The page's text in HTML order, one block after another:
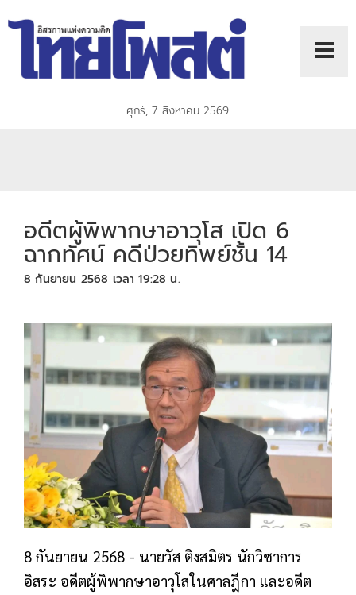
ศุกร์, 7 สิงหาคม 2569
อดีตผู้พิพากษาอาวุโส เปิด 6
ฉากทัศน์ คดีป่วยทิพย์ชั้น 14
8 กันยายน 2568 เวลา 19:28 น.
8 กันยายน 2568 - นายวัส ติงสมิตร นักวิชาการ
อิสระ อดีตผู้พิพากษาอาวุโสในศาลฎีกา และอดีต